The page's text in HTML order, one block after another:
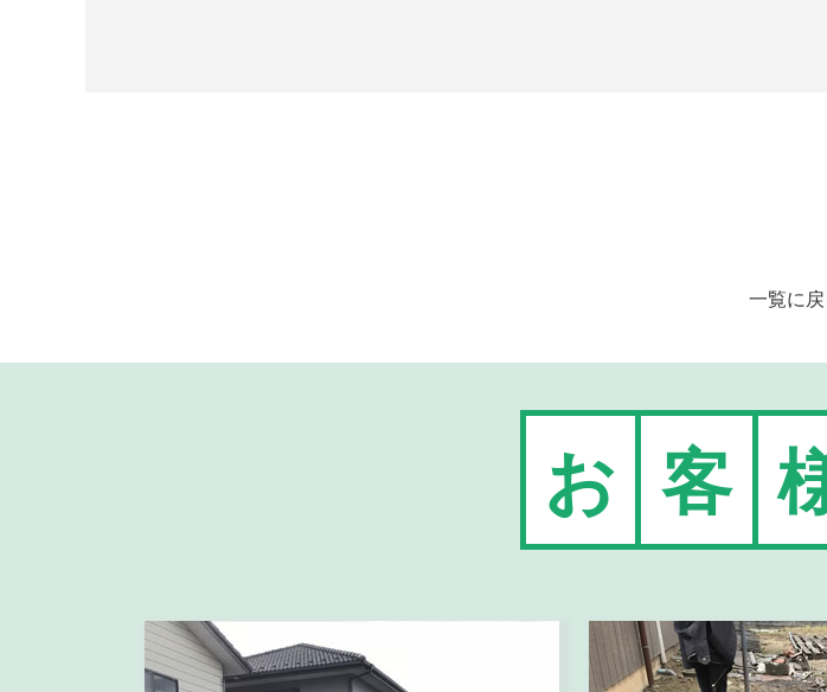
一覧に
お 客